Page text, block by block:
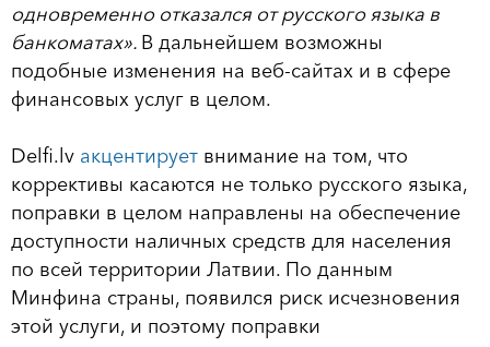
одновременно отказался от русского языка в
банкоматах». В дальнейшем возможны
подобные изменения на веб-сайтах и в сфере
финансовых услуг в целом.
Delfi.lv акцентирует внимание на том, что
коррективы касаются не только русского языка,
поправки в целом направлены на обеспечение
доступности наличных средств для населения
по всей территории Латвии. По данным
Минфина страны, появился риск исчезновения
этой услуги, и поэтому поправки